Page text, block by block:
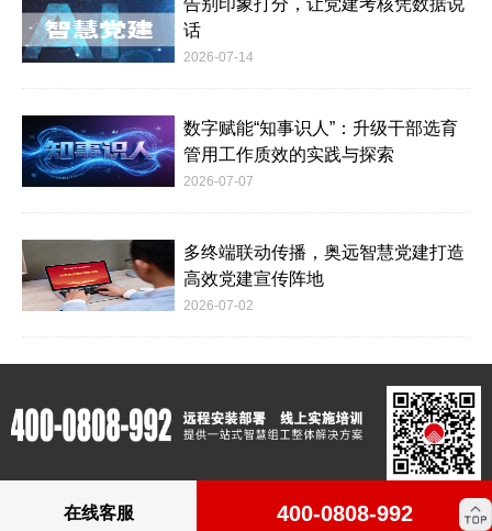
告别印象打分，让党建考核凭数据说
话
2026-07-14
数字赋能“知事识人”：升级干部选育
管用工作质效的实践与探索
2026-07-07
多终端联动传播，奥远智慧党建打造
高效党建宣传阵地
2026-07-02
版权所有：Copyright © 2012-2023 www.c4m.cn All rights reserved.
在线客服 400-0808-992